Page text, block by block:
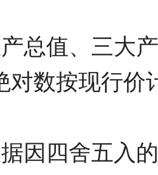
总值、三大
对数按现行价
因四舍五入